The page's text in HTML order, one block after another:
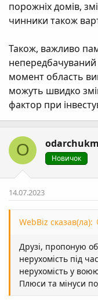
порожніх домів,
чинники також
Також, важливо
момент область
можуть швидко
фактор при
O odarchukm
Новичок
14.07.2023
WebBiz сказав(ла):
Друзі, пропоную
нерухомість під
нерухомість у
Плюси та мінуси